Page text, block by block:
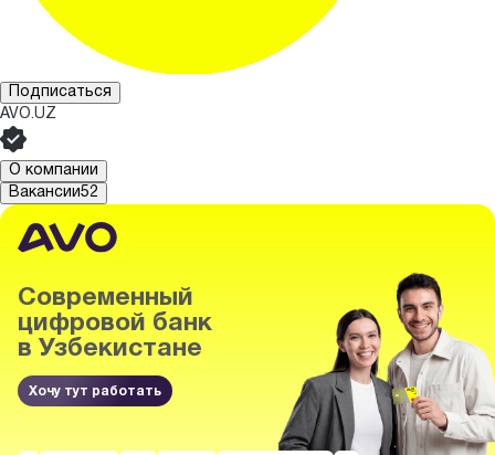
Подписаться
AVO.UZ
О компании
Вакансии52
Современный
цифровой банк
в Узбекистане
Хочу тут работать